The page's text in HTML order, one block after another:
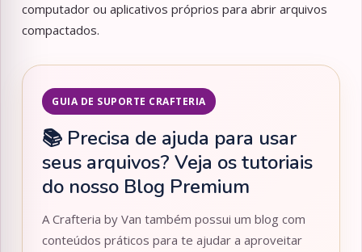
computador ou aplicativos próprios para abrir arquivos
compactados.
GUIA DE SUPORTE CRAFTERIA
📚 Precisa de ajuda para usar
seus arquivos? Veja os tutoriais
do nosso Blog Premium
A Crafteria by Van também possui um blog com
conteúdos práticos para te ajudar a aproveitar